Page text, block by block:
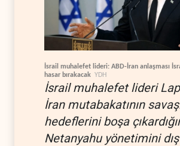
İsrail muhalefet lideri: ABD-İran anlaşması
hasar bırakacak YDH
İsrail muhalefet lideri
İran mutabakatının
hedeflerini boşa
Netanyahu yönetimini dış